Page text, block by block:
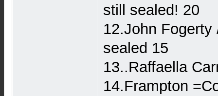
still sealed! 20
12.John
sealed 15
13..Raffaella
14.Frampton